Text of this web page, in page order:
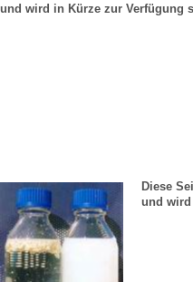
und wird in Kürze zur Verfügung
Diese
und wird